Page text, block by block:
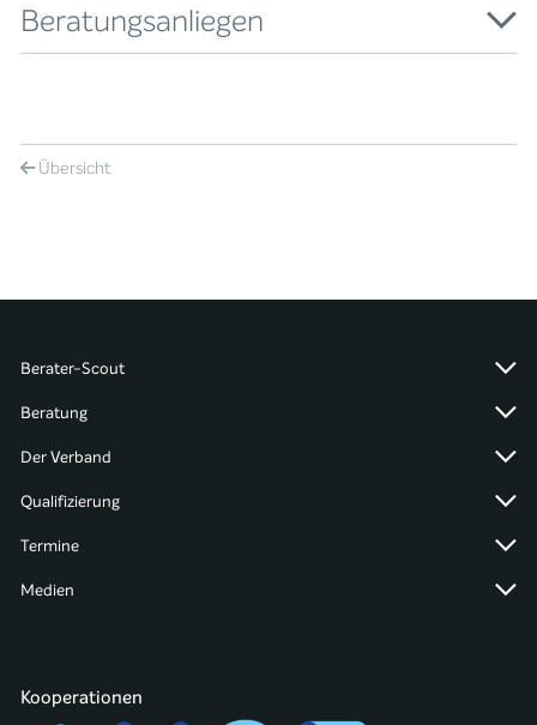
Beratungsanliegen
Übersicht
Berater-Scout
Beratung
Der Verband
Qualifizierung
Termine
Medien
Kooperationen